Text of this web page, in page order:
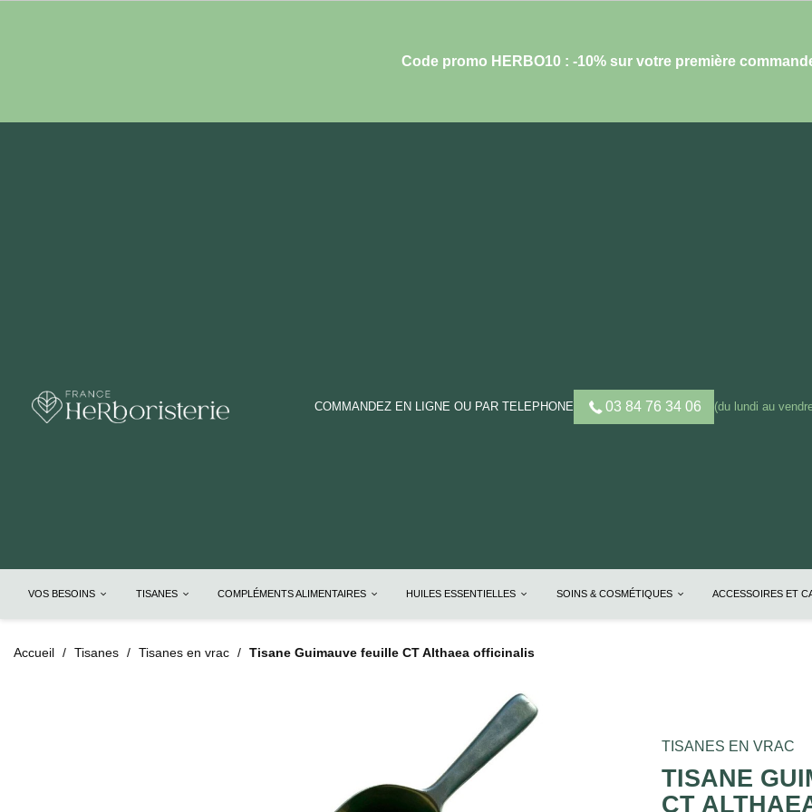
Code promo HERBO10 : -10% sur votre première
COMMANDEZ EN LIGNE OU PAR TELEPHONE 03 84 76 34 06 (du lundi au
VOS BESOINS TISANES COMPLÉMENTS ALIMENTAIRES HUILES ESSENTIELLES SOINS & COSMÉTIQUES ACCESSOIRES ET
Accueil Tisanes Tisanes en vrac Tisane Guimauve feuille CT Althaea officinalis
TISANES EN VRAC
TISANE
CT